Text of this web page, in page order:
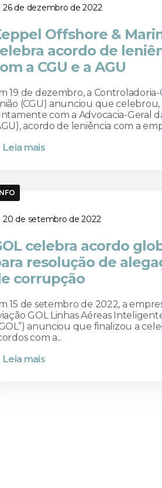
26 de dezembro de 2022
Offshore &
acordo de
a CGU e a AGU
19 de dezembro, a Controladoria-
(CGU) anunciou que celebrou,
com a Advocacia-Geral
acordo de leniência com a
Leia mais
20 de setembro de 2022
celebra acordo
resolução de
corrupção
15 de setembro de 2022, a
GOL Linhas Aéreas
anunciou que finalizou a
com a...
Leia mais